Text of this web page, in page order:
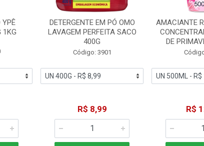
YPÊ
1KG
DETERGENTE EM PÓ OMO
LAVAGEM PERFEITA SACO
400G
Código: 3901
R$ 8,99
AMACIANTE
DE
R$